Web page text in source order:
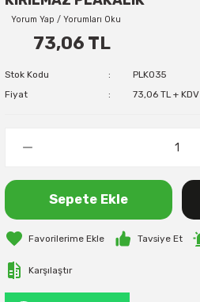
Yorum Yap / Yorumları Oku
73,06 TL
Stok Kodu
PLK035
Fiyat
73,06 TL + KDV
Sepete Ekle
Tavsiye Et
Karşılaştır